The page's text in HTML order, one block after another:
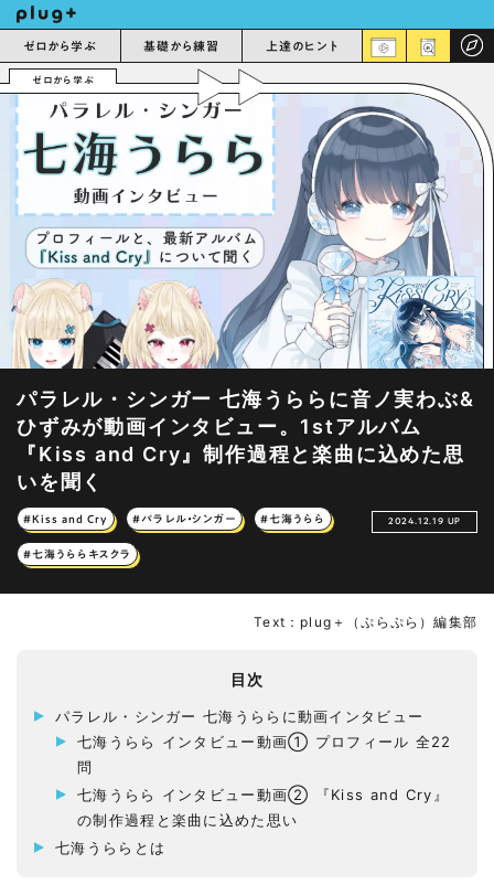
ゼロから学ぶ 基礎から練習 上達のヒント
ゼロから学ぶ
パラレル・シンガー 七海うららに音ノ実わぶ&
ひずみが動画インタビュー。1stアルバム
『Kiss and Cry』制作過程と楽曲に込めた思
いを聞く
#Kiss and Cry #パラレル・シンガー #七海うらら
#七海うららキスクラ
2024.12.19 UP
Text：plug＋（ぷらぷら）編集部
目次
パラレル・シンガー 七海うららに動画インタビュー
七海うらら インタビュー動画① プロフィール 全22
問
七海うらら インタビュー動画② 『Kiss and Cry』
の制作過程と楽曲に込めた思い
七海うららとは